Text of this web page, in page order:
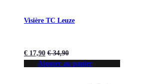
Visière TC Leuze
€ 17,90 €34,90
Ajouter au panier